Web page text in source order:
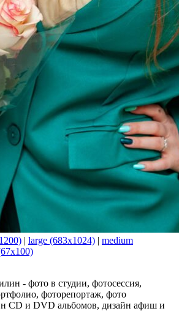
| large (683x1024) | medium
- фото в студии, фотосессия,
фоторепортаж, фото
CD и DVD альбомов, дизайн афиш и